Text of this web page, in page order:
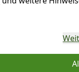
für Details